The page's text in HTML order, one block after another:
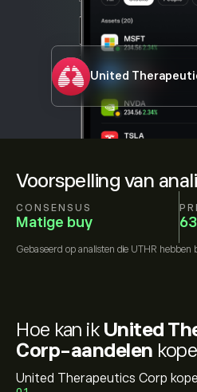
Voorspelling van
CONSENSUS
Matige buy
Gebaseerd op analisten die UTHR hebben
United
Hoe kan ik United
Corp-aandelen
United Therapeutics Corp